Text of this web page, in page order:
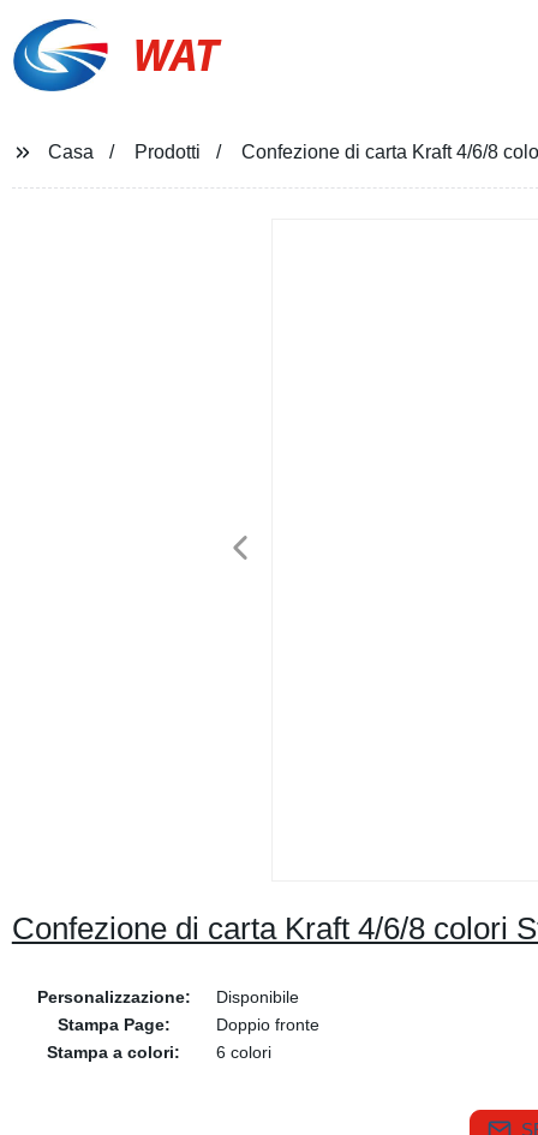
WAT
Casa Prodotti Confezione di carta Kraft 4/6/8
Confezione di carta Kraft 4/6/8 colori
Personalizzazione:
Disponibile
Stampa Page:
Doppio fronte
Stampa a colori:
6 colori